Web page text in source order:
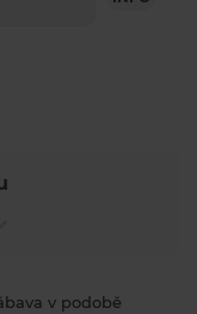
v podobě